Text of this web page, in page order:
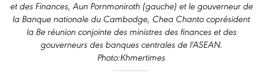
et des Finances, Aun Pornmoniroth (gauche) et le gouverneur de
la Banque nationale du Cambodge, Chea Chanto coprésident
la 8e réunion conjointe des ministres des finances et des
gouverneurs des banques centrales de l'ASEAN.
Photo:Khmertimes